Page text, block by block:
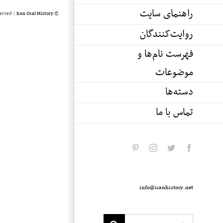
راهنمای سایت
روایت‌کنندگان
فهرست نام‌ها و
موضوعات
دسته‌ها
تماس با ما
facebook
twitter
instagram
info@iranhistory.net
© Copyright 2020 -
| Iran Oral History